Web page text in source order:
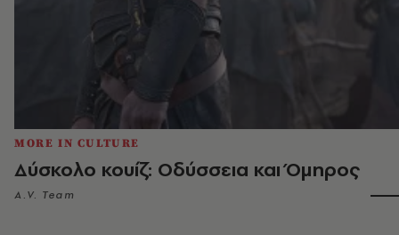
MORE IN CULTURE
Δύσκολο κουίζ: Οδύσσεια και Όμηρος
A.V. Team